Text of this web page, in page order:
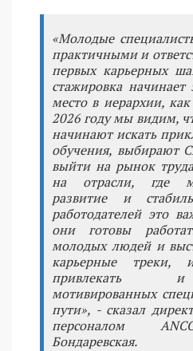
«Молодые
практичными и
первых карьерных
стажировка
место в иерархии,
2026 году мы видим,
начинают искать
обучения, выбирают
выйти на рынок
на отрасли, где
развитие и
работодателей это
они готовы
молодых людей и
карьерные
привлекать и
мотивированных
пути», - сказал
персоналом
Бондаревская.